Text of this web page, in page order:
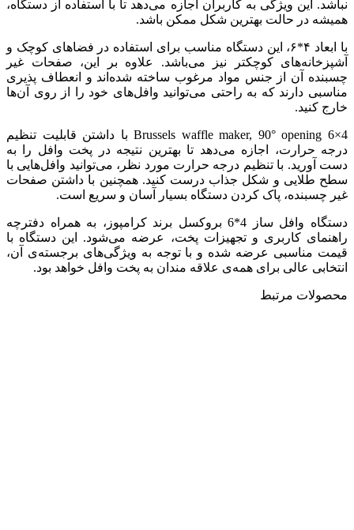
نباشد. این ویژگی به کاربران اجازه می‌دهد تا با استفاده از دستگاه،
همیشه در حالت بهترین شکل ممکن باشد.
با ابعاد ۴*۶، این دستگاه مناسب برای استفاده در فضاهای کوچک و
آشپزخانه‌های کوچکتر نیز می‌باشد. علاوه بر این، صفحات غیر
چسبنده آن از جنس مواد مرغوب ساخته شده‌اند و انعطاف پذیری
مناسبی دارند که به راحتی می‌توانید وافل‌های خود را از روی آن‌ها
خارج کنید.
4×6 Brussels waffle maker, 90° opening با داشتن قابلیت تنظیم
درجه حرارت، اجازه می‌دهد تا بهترین نتیجه در پخت وافل را به
دست آورید. با تنظیم درجه حرارت مورد نظر، می‌توانید وافل‌هایی با
سطح طلایی و شکل جذاب درست کنید. همچنین با داشتن صفحات
غیر چسبنده، پاک کردن دستگاه بسیار آسان و سریع است.
دستگاه وافل ساز 4*6 بروکسل برند کرامپوز، به همراه دفترچه
راهنمای کاربری و تجهیزات پخت، عرضه می‌شود. این دستگاه با
قیمت مناسبی عرضه شده و با توجه به ویژگی‌های برجسته‌ی آن،
انتخابی عالی برای همه‌ی علاقه مندان به پخت وافل خواهد بود.
محصولات مرتبط